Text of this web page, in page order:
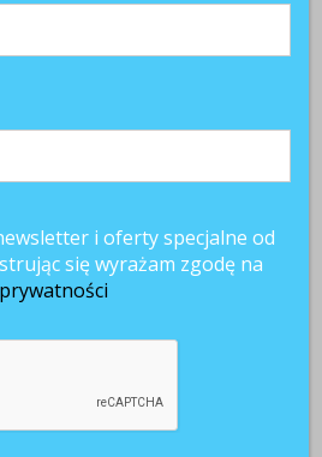
i oferty specjalne od
się wyrażam zgodę na